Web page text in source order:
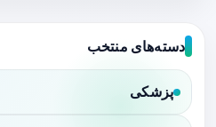
دسته‌های منتخب
پزشکی